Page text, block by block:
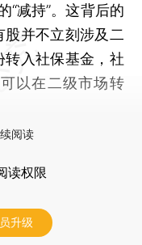
“减持”。这背后的
并不立刻涉及二
入社保基金，社
以在二级市场转
阅读
读权限
升级